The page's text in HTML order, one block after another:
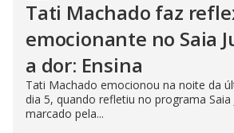
Tati Machado faz
emocionante no Saia
a dor: Ensina
Tati Machado emocionou na noite da
dia 5, quando refletiu no programa Saia
marcado pela...